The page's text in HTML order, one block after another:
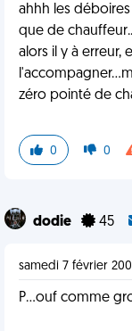
ahhh les
que de
alors il y à erreur,
zéro pointé de
0 0
dodie 45
samedi 7 février
P...ouf comme